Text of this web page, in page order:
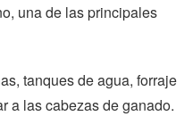
una de las principales
tanques de agua, forraje
a las cabezas de ganado.